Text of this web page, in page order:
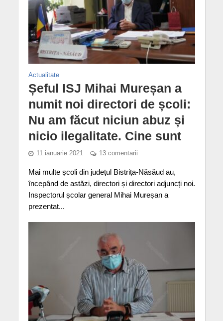
Actualitate
Șeful ISJ Mihai Mureșan a
numit noi directori de școli:
Nu am făcut niciun abuz și
nicio ilegalitate. Cine sunt
11 ianuarie 2021 13 comentarii
Mai multe școli din județul Bistrița-Năsăud au,
începând de astăzi, directori și directori adjuncți noi.
Inspectorul școlar general Mihai Mureșan a
prezentat...